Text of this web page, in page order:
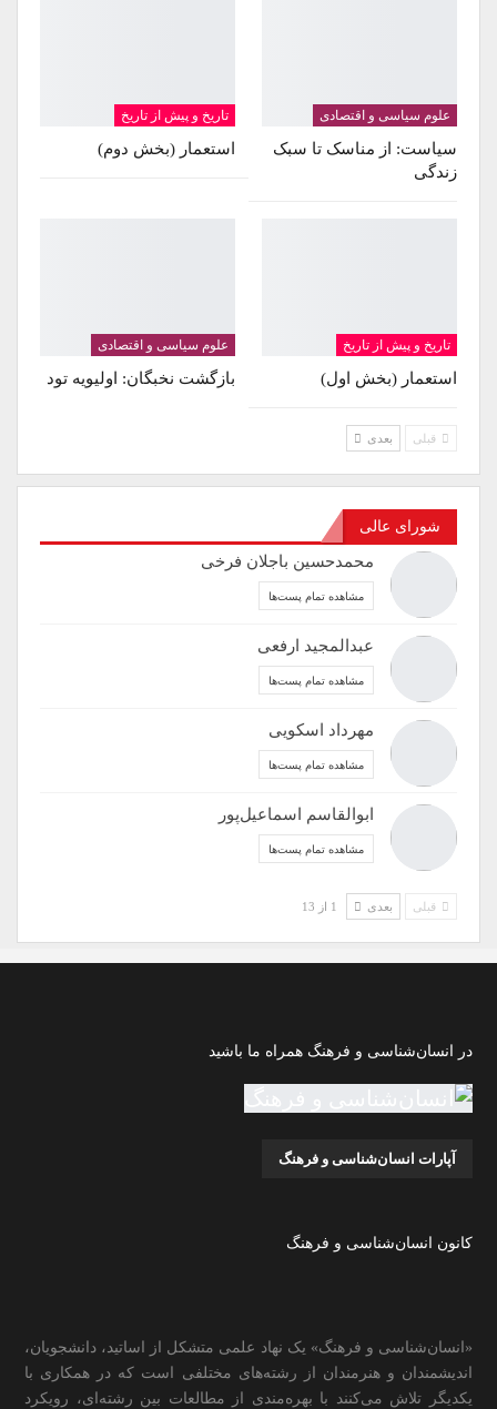
علوم سیاسی و اقتصادی
سیاست: از مناسک تا سبک
زندگی
تاریخ و پیش از تاریخ
استعمار (بخش دوم)
تاریخ و پیش از تاریخ
استعمار (بخش اول)
علوم سیاسی و اقتصادی
بازگشت نخبگان: اولیویه تود
قبلی بعدی
شورای عالی
محمدحسین باجلان فرخی
مشاهده تمام پست‌ها
عبدالمجید ارفعی
مشاهده تمام پست‌ها
مهرداد اسکویی
مشاهده تمام پست‌ها
ابوالقاسم اسماعیل‌پور
مشاهده تمام پست‌ها
قبلی بعدی
در انسان‌شناسی و فرهنگ همراه ما باشید
آپارات انسان‌شناسی و فرهنگ
کانون انسان‌شناسی و فرهنگ
«انسان‌شناسی و فرهنگ» یک نهاد علمی متشکل از اساتید، دانشجویان،
اندیشمندان و هنرمندان از رشته‌های مختلفی است که در همکاری با
یکدیگر تلاش می‌کنند با بهره‌مندی از مطالعات بین رشته‌ای، رویکرد